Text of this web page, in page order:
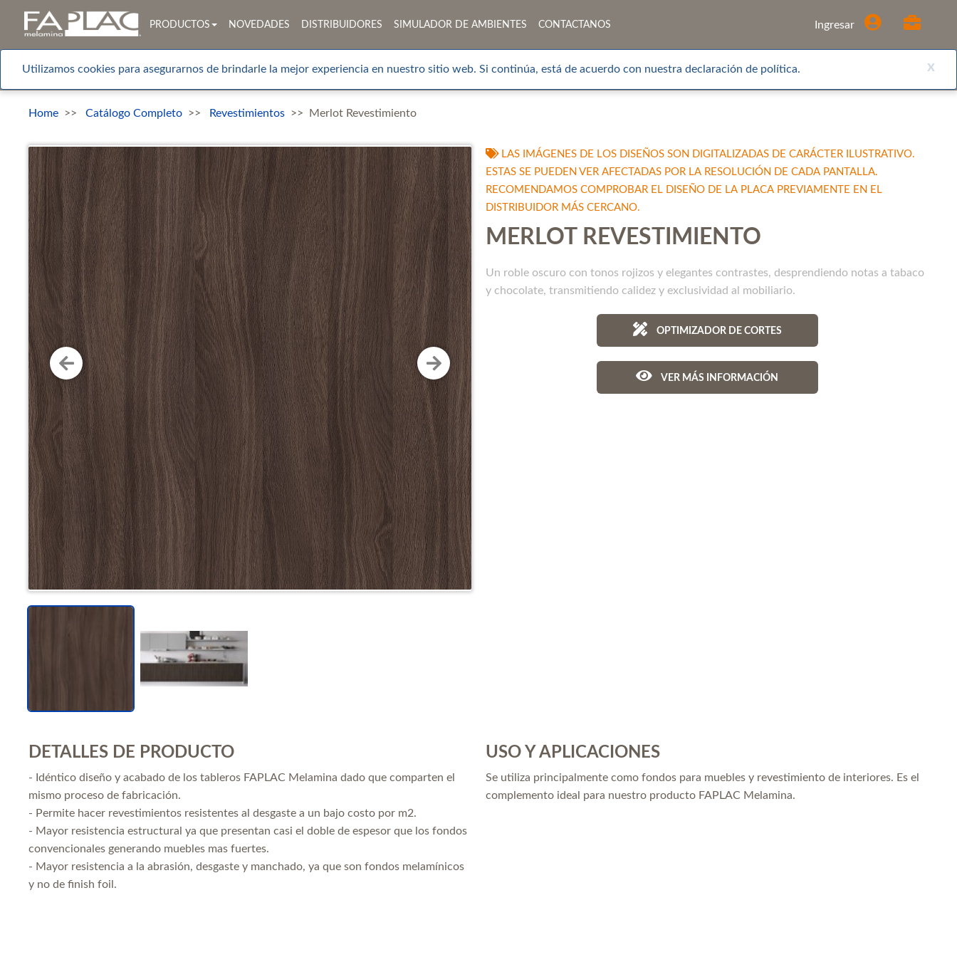
PRODUCTOS NOVEDADES DISTRIBUIDORES SIMULADOR DE AMBIENTES CONTACTANOS Ingresar
x
Utilizamos cookies para asegurarnos de brindarle la mejor experiencia en nuestro sitio web. Si continúa, está de acuerdo con nuestra declaración de política.
Home Catálogo Completo Revestimientos Merlot Revestimiento
LAS IMÁGENES DE LOS DISEÑOS SON DIGITALIZADAS DE CARÁCTER ILUSTRATIVO.
ESTAS SE PUEDEN VER AFECTADAS POR LA RESOLUCIÓN DE CADA PANTALLA.
RECOMENDAMOS COMPROBAR EL DISEÑO DE LA PLACA PREVIAMENTE EN EL
DISTRIBUIDOR MÁS CERCANO.
MERLOT REVESTIMIENTO
Un roble oscuro con tonos rojizos y elegantes contrastes, desprendiendo notas a tabaco
y chocolate, transmitiendo calidez y exclusividad al mobiliario.
OPTIMIZADOR DE CORTES
VER MÁS INFORMACIÓN
DETALLES DE PRODUCTO
- Idéntico diseño y acabado de los tableros FAPLAC Melamina dado que comparten el
mismo proceso de fabricación.
- Permite hacer revestimientos resistentes al desgaste a un bajo costo por m2.
- Mayor resistencia estructural ya que presentan casi el doble de espesor que los fondos
convencionales generando muebles mas fuertes.
- Mayor resistencia a la abrasión, desgaste y manchado, ya que son fondos melamínicos
y no de finish foil.
USO Y APLICACIONES
Se utiliza principalmente como fondos para muebles y revestimiento de interiores. Es el
complemento ideal para nuestro producto FAPLAC Melamina.